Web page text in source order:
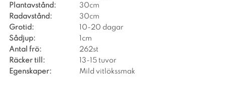
Plantavstånd:
30cm
Radavstånd:
30cm
Grotid:
10-20 dagar
Sådjup:
1cm
Antal frö:
262st
Räcker till:
13-15 tuvor
Egenskaper:
Mild vitlökssmak